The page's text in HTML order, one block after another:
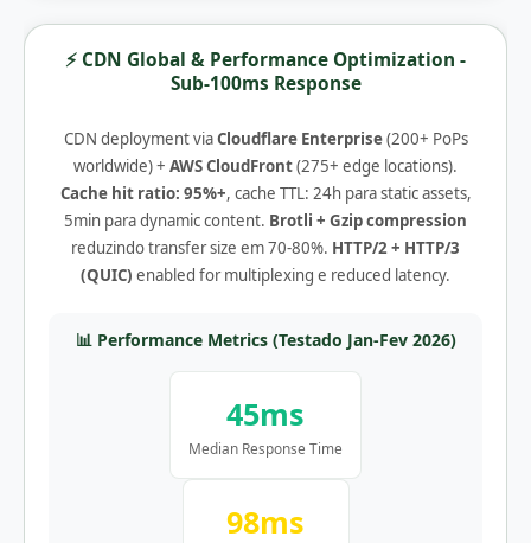
⚡ CDN Global & Performance Optimization -
Sub-100ms Response
CDN deployment viaCloudflare Enterprise(200+ PoPs
worldwide) + AWS CloudFront(275+ edge locations).
Cache hit ratio: 95%+, cache TTL: 24h para static assets,
5min para dynamic content. Brotli + Gzip compression
reduzindo transfer size em 70-80%. HTTP/2 + HTTP/3
(QUIC) enabled for multiplexing e reduced latency.
📊 Performance Metrics (Testado Jan-Fev 2026)
45ms
Median Response Time
98ms